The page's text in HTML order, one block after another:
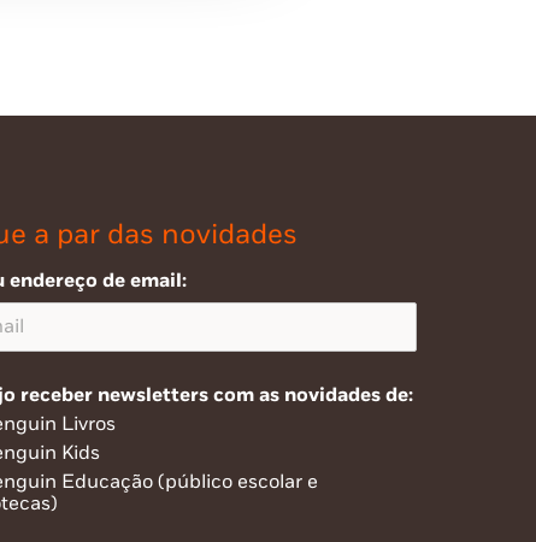
a par das novidades
endereço de email:
receber newsletters com as novidades de:
Livros
Kids
Educação (público escolar e